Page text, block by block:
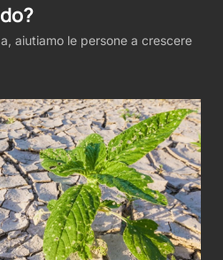
aiutiamo le persone a crescere